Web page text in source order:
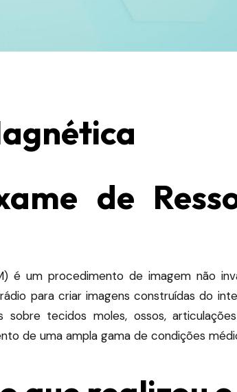
de
é um procedimento de imagem não
para criar imagens construídas do
sobre tecidos moles, ossos,
de uma ampla gama de condições